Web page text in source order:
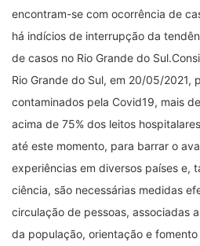
encontram-se com ocorrência de
há indícios de interrupção da
de casos no Rio Grande do
Rio Grande do Sul, em 20/05/2021,
contaminados pela Covid19, mais
acima de 75% dos leitos
até este momento, para barrar o
experiências em diversos países e,
ciência, são necessárias medidas
circulação de pessoas, associadas
da população, orientação e